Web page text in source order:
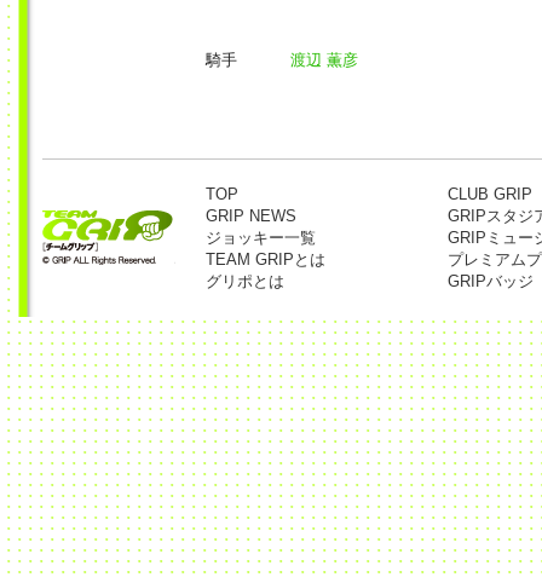
騎手 渡辺 薫彦
TOP
GRIP NEWS
ジョッキー一覧
TEAM GRIPとは
グリポとは
CLUB GRIP
GRIPスタジ
GRIPミュー
プレミアム
GRIPバッジ